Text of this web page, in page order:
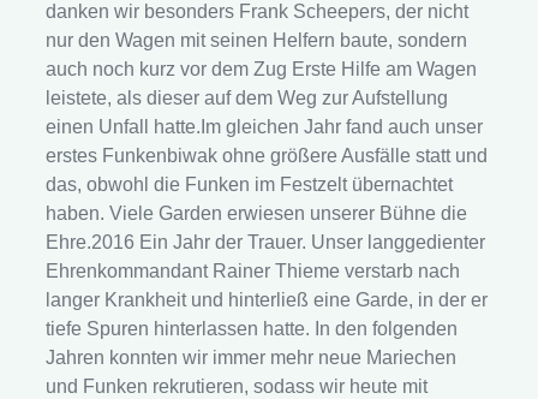
danken wir besonders Frank Scheepers, der nicht
nur den Wagen mit seinen Helfern baute, sondern
auch noch kurz vor dem Zug Erste Hilfe am Wagen
leistete, als dieser auf dem Weg zur Aufstellung
einen Unfall hatte.Im gleichen Jahr fand auch unser
erstes Funkenbiwak ohne größere Ausfälle statt und
das, obwohl die Funken im Festzelt übernachtet
haben. Viele Garden erwiesen unserer Bühne die
Ehre.2016 Ein Jahr der Trauer. Unser langgedienter
Ehrenkommandant Rainer Thieme verstarb nach
langer Krankheit und hinterließ eine Garde, in der er
tiefe Spuren hinterlassen hatte. In den folgenden
Jahren konnten wir immer mehr neue Mariechen
und Funken rekrutieren, sodass wir heute mit